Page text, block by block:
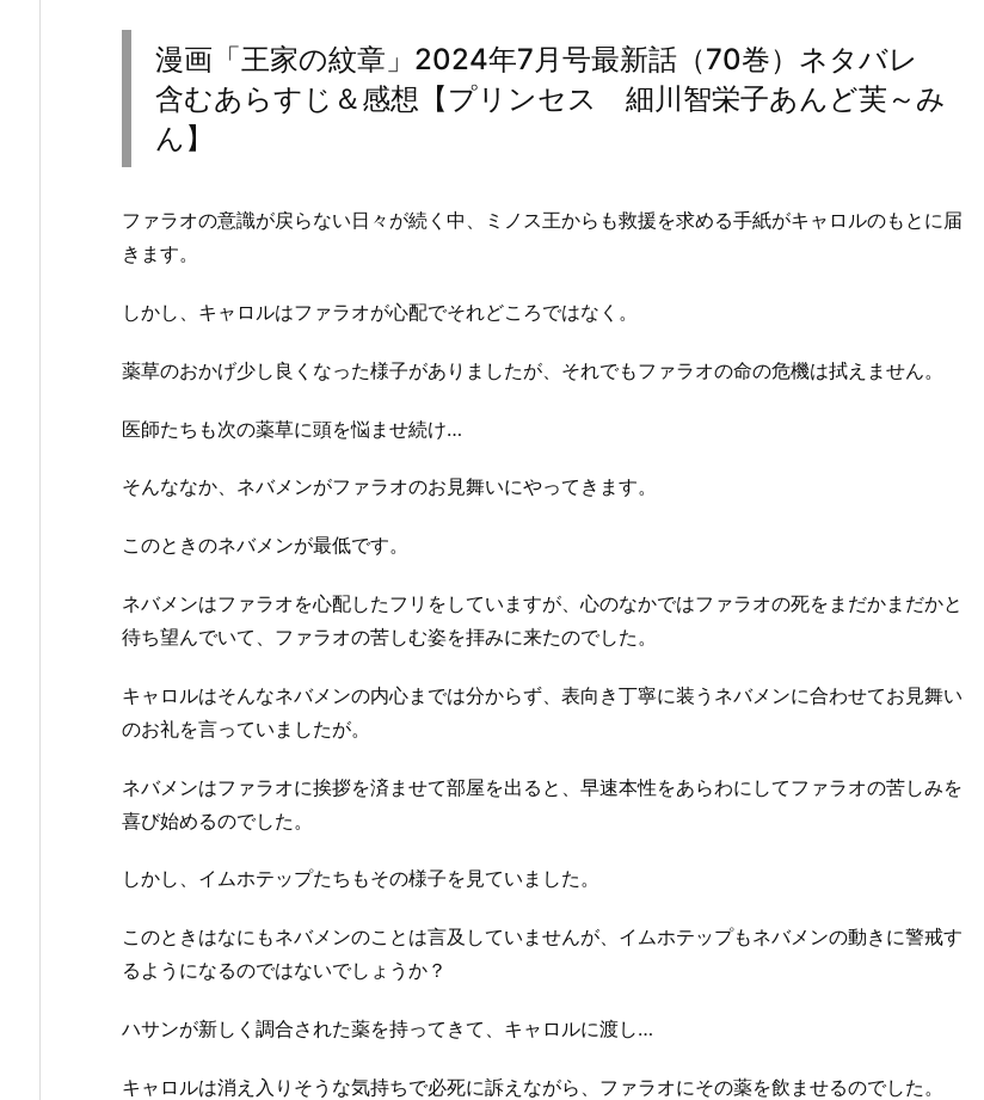
漫画「王家の紋章」2024年7月号最新話（70巻）ネタバレ
含むあらすじ＆感想【プリンセス 細川智栄子あんど芙～み
ん】
ファラオの意識が戻らない日々が続く中、ミノス王からも救援を求める手紙がキャロルのもとに届
きます。
しかし、キャロルはファラオが心配でそれどころではなく。
薬草のおかげ少し良くなった様子がありましたが、それでもファラオの命の危機は拭えません。
医師たちも次の薬草に頭を悩ませ続け…
そんななか、ネバメンがファラオのお見舞いにやってきます。
このときのネバメンが最低です。
ネバメンはファラオを心配したフリをしていますが、心のなかではファラオの死をまだかまだかと
待ち望んでいて、ファラオの苦しむ姿を拝みに来たのでした。
キャロルはそんなネバメンの内心までは分からず、表向き丁寧に装うネバメンに合わせてお見舞い
のお礼を言っていましたが。
ネバメンはファラオに挨拶を済ませて部屋を出ると、早速本性をあらわにしてファラオの苦しみを
喜び始めるのでした。
しかし、イムホテップたちもその様子を見ていました。
このときはなにもネバメンのことは言及していませんが、イムホテップもネバメンの動きに警戒す
るようになるのではないでしょうか？
ハサンが新しく調合された薬を持ってきて、キャロルに渡し…
キャロルは消え入りそうな気持ちで必死に訴えながら、ファラオにその薬を飲ませるのでした。